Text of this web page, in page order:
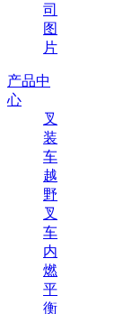
司
图
片
产品中
心
叉
装
车
越
野
叉
车
内
燃
平
衡